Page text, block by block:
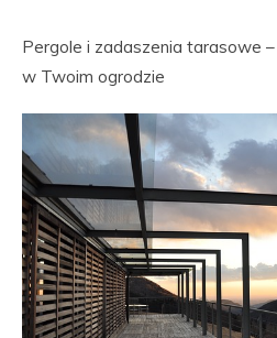
Pergole i zadaszenia tarasowe
w Twoim ogrodzie